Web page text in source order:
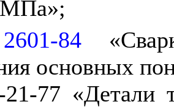
МПа»;
84
основных
77 «Детали